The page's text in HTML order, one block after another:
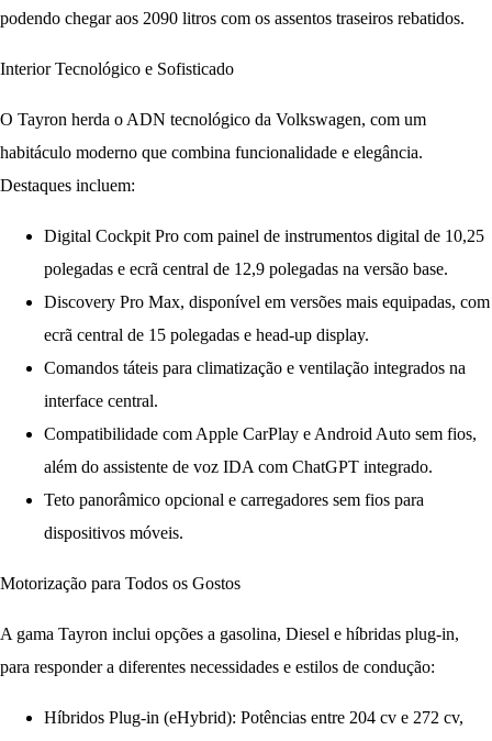
podendo chegar aos 2090 litros com os assentos traseiros rebatidos.
Interior Tecnológico e Sofisticado
O Tayron herda o ADN tecnológico da Volkswagen, com um
habitáculo moderno que combina funcionalidade e elegância.
Destaques incluem:
Digital Cockpit Pro com painel de instrumentos digital de 10,25
polegadas e ecrã central de 12,9 polegadas na versão base.
Discovery Pro Max, disponível em versões mais equipadas, com
ecrã central de 15 polegadas e head-up display.
Comandos táteis para climatização e ventilação integrados na
interface central.
Compatibilidade com Apple CarPlay e Android Auto sem fios,
além do assistente de voz IDA com ChatGPT integrado.
Teto panorâmico opcional e carregadores sem fios para
dispositivos móveis.
Motorização para Todos os Gostos
A gama Tayron inclui opções a gasolina, Diesel e híbridas plug-in,
para responder a diferentes necessidades e estilos de condução:
Híbridos Plug-in (eHybrid): Potências entre 204 cv e 272 cv,